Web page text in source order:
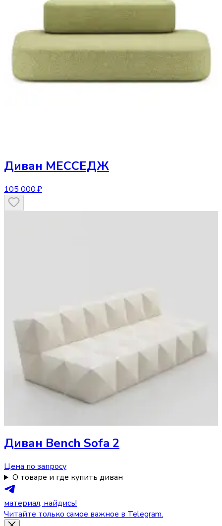
Диван МЕССЕДЖ
105 000 ₽
Диван Bench Sofa 2
Цена по запросу
О товаре и где купить диван
материал, найдись!
Читайте только самое важное в Telegram.